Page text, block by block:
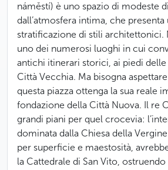
náměstí) è uno spazio di modeste
dall’atmosfera intima, che presenta
stratificazione di stili architettonici.
uno dei numerosi luoghi in cui
antichi itinerari storici, ai piedi
Città Vecchia. Ma bisogna
questa piazza ottenga la sua reale
fondazione della Città Nuova. Il re
grandi piani per quel crocevia:
dominata dalla Chiesa della
per superficie e maestosità,
la Cattedrale di San Vito,